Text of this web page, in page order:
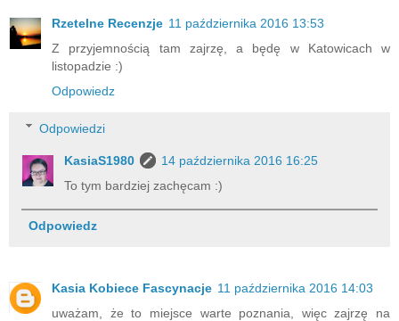
Rzetelne Recenzje 11 października 2016 13:53
Z przyjemnością tam zajrzę, a będę w Katowicach w
listopadzie :)
Odpowiedz
Odpowiedzi
KasiaS1980
14 października 2016 16:25
To tym bardziej zachęcam :)
Odpowiedz
Kasia Kobiece Fascynacje 11 października 2016 14:03
uważam, że to miejsce warte poznania, więc zajrzę na